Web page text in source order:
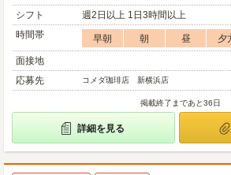
シフト
週2日以上 1日3時間以上
時間帯
早朝 朝 昼 夕
面接地
応募先
コメダ珈琲店 新横浜店
掲載終了まであと36日
詳細を見る